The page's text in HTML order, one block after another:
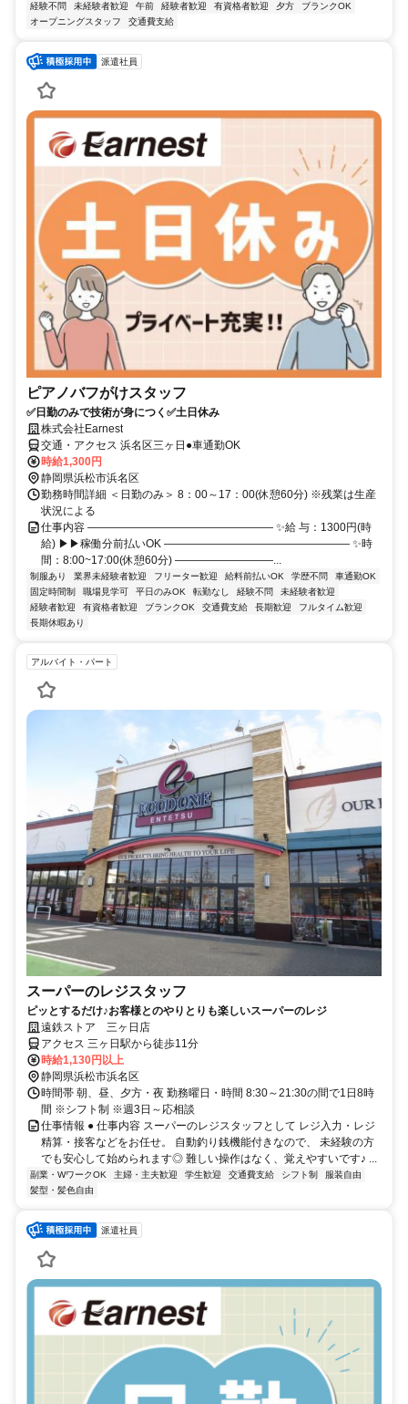
経験不問 未経験者歓迎 午前 経験者歓迎 有資格者歓迎 夕方
ブランクOK
オープニングスタッフ
交通費支給
派遣社員
ピアノバフがけスタッフ
✅日勤のみで技術が身につく✅土日休み
株式会社Earnest
交通・アクセス 浜名区三ヶ日●車通勤OK
時給1,300円
静岡県浜松市浜名区
勤務時間詳細 ＜日勤のみ＞ 8：00～17：00(休憩60分) ※残業は生産
状況による
仕事内容 ――――――――――――――――― ✨給 与：1300円(時
給) ▶▶稼働分前払いOK ――――――――――――――――― ✨時
間：8:00~17:00(休憩60分) ―――――――――...
制服あり 業界未経験者歓迎 フリーター歓迎 給料前払いOK 学歴不問
車通勤OK
固定時間制
職場見学可 平日のみOK 転勤なし 経験不問
未経験者歓迎
経験者歓迎
有資格者歓迎 ブランクOK 交通費支給 長期歓迎
フルタイム歓迎
長期休暇あり
アルバイト・パート
スーパーのレジスタッフ
ピッとするだけ♪お客様とのやりとりも楽しいスーパーのレジ
遠鉄ストア 三ヶ日店
アクセス 三ヶ日駅から徒歩11分
時給1,130円以上
静岡県浜松市浜名区
時間帯 朝、昼、夕方・夜 勤務曜日・時間 8:30～21:30の間で1日8時
間 ※シフト制 ※週3日～応相談
仕事情報 ● 仕事内容 スーパーのレジスタッフとして レジ入力・レジ
精算・接客などをお任せ。 自動釣り銭機能付きなので、 未経験の方
でも安心して始められます◎ 難しい操作はなく、覚えやすいです♪ ...
副業・WワークOK 主婦・主夫歓迎 学生歓迎 交通費支給 シフト制
服装自由
髪型・髪色自由
派遣社員